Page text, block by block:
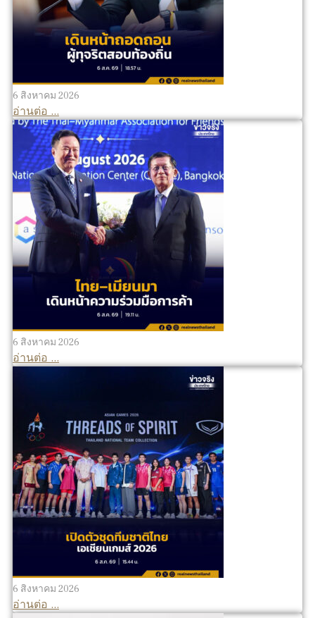
6 สิงหาคม 2026
อ่านต่อ ...
6 สิงหาคม 2026
อ่านต่อ ...
6 สิงหาคม 2026
อ่านต่อ ...